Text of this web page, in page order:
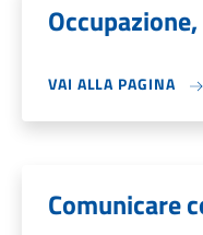
VAI ALLA PAGINA
Comunicare